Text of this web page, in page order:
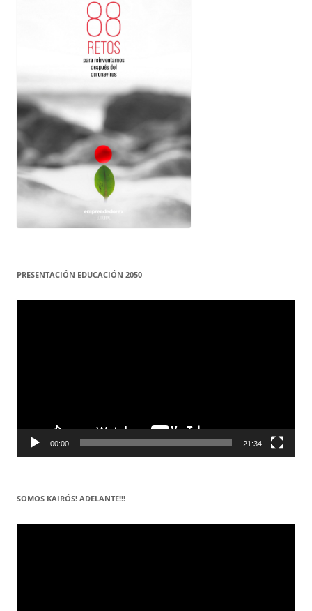
PRESENTACIÓN EDUCACIÓN 2050
Reproductor
00:00 21:34
SOMOS KAIRÓS! ADELANTE!!!
Reproductor